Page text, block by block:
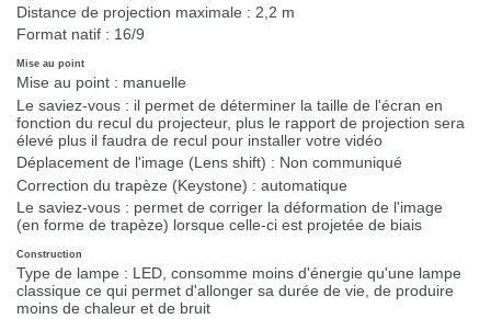
Distance de projection maximale : 2,2 m
Format natif : 16/9
Mise au point
Mise au point : manuelle
Le saviez-vous : il permet de déterminer la taille de l'écran en
fonction du recul du projecteur, plus le rapport de projection sera
élevé plus il faudra de recul pour installer votre vidéo
Déplacement de l'image (Lens shift) : Non communiqué
Correction du trapèze (Keystone) : automatique
Le saviez-vous : permet de corriger la déformation de l'image
(en forme de trapèze) lorsque celle-ci est projetée de biais
Construction
Type de lampe : LED, consomme moins d'énergie qu'une lampe
classique ce qui permet d'allonger sa durée de vie, de produire
moins de chaleur et de bruit